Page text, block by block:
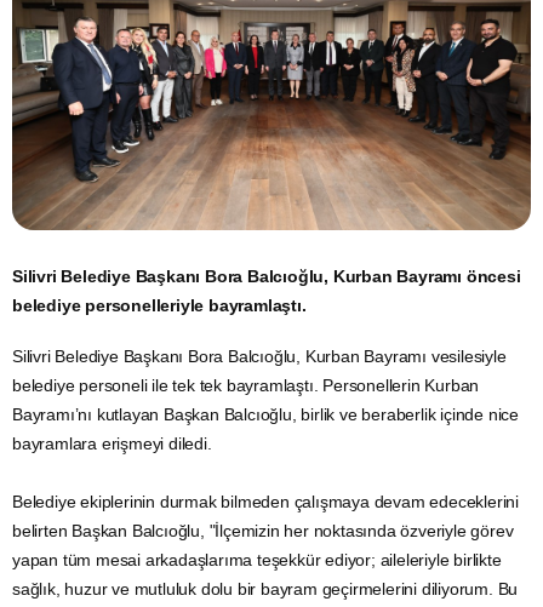
Silivri Belediye Başkanı Bora Balcıoğlu, Kurban Bayramı öncesi
belediye personelleriyle bayramlaştı.
Silivri Belediye Başkanı Bora Balcıoğlu, Kurban Bayramı vesilesiyle
belediye personeli ile tek tek bayramlaştı. Personellerin Kurban
Bayramı’nı kutlayan Başkan Balcıoğlu, birlik ve beraberlik içinde nice
bayramlara erişmeyi diledi.
Belediye ekiplerinin durmak bilmeden çalışmaya devam edeceklerini
belirten Başkan Balcıoğlu, "İlçemizin her noktasında özveriyle görev
yapan tüm mesai arkadaşlarıma teşekkür ediyor; aileleriyle birlikte
sağlık, huzur ve mutluluk dolu bir bayram geçirmelerini diliyorum. Bu